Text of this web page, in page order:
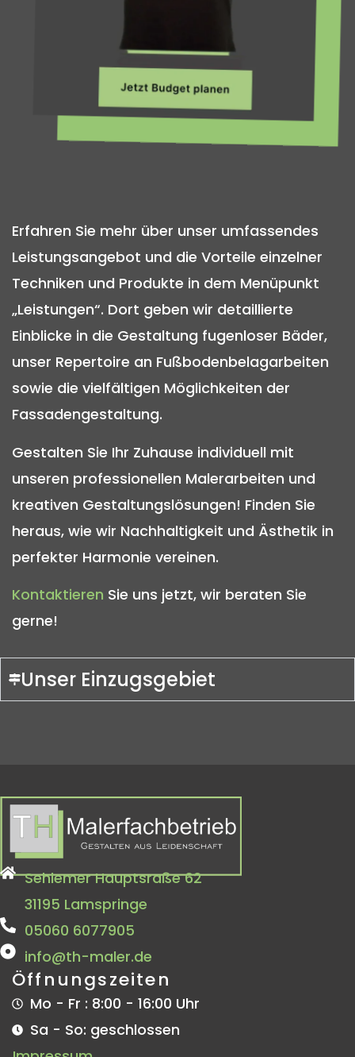
Erfahren Sie mehr über unser umfassendes
Leistungsangebot und die Vorteile einzelner
Techniken und Produkte in dem Menüpunkt
„Leistungen“. Dort geben wir detaillierte
Einblicke in die Gestaltung fugenloser Bäder,
unser Repertoire an Fußbodenbelagarbeiten
sowie die vielfältigen Möglichkeiten der
Fassadengestaltung.
Gestalten Sie Ihr Zuhause individuell mit
unseren professionellen Malerarbeiten und
kreativen Gestaltungslösungen! Finden Sie
heraus, wie wir Nachhaltigkeit und Ästhetik in
perfekter Harmonie vereinen.
Kontaktieren Sie uns jetzt, wir beraten Sie
gerne!
Unser Einzugsgebiet
Sehlemer Hauptsraße 62
31195 Lamspringe
05060 6077905
info@th-maler.de
Öffnungszeiten
Mo - Fr : 8:00 - 16:00 Uhr
Sa - So: geschlossen